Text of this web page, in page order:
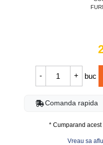
buc
Comanda rapida
* Cumparand
Vreau sa